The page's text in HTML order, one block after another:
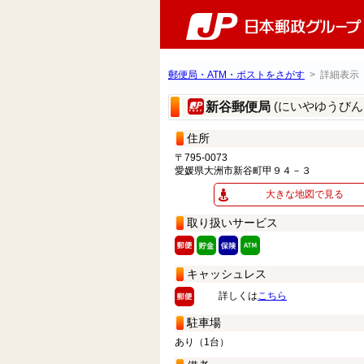
郵便局・ATM・ポストをさがす > 詳細表示
新谷郵便局 (にいやゆうび
住所
〒795-0073
愛媛県大洲市新谷町甲９４－３
大きな地図で見る
取り扱いサービス
キャッシュレス
詳しくはこちら
駐車場
あり（1台）